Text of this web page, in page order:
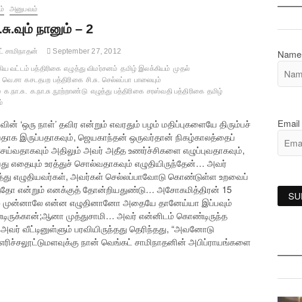
அனுபவம்
நானும் – 2
சாமிநாதன் September 27, 2012
வட்டம் பத்திரிகை எழுத்து விமர்சனம் தமிழ் இலக்கியம் முதல்
வெ.சா கசடதபற பத்திரிகை சி.சு. செல்லப்பா பாலையும்
க.நா.சு. க.நா.சு.நூற்றாண்டு எழுத்து பத்திரிகை சரஸ்வதி பத்திரிகை தமிழ்
‘ஒரு நாள்’ தவிர என்றும் எவரதும் பழம் மதிப்புகளையே திரும்பச்
இருப்பதாகவும், ஜெயகாந்தன் ஒருவர்தான் நிகழ்காலத்தைப்
அதிலும் அவர் அதீத உணர்ச்சிகளை எழுப்புவதாகவும்,
எதையும் உரத்துச் சொல்வதாகவும் எழுதியிருந்தேன்… அவர்
எழுதியவர்கள், அவர்கள் செல்லப்பாவோடு கொண்டுள்ள உறவைப்
என்றும் எனக்குத் தோன்றியதுண்டு… அசோகமித்திரன் 15
முன்னாலே என்ன எழுதினானோ அதையே தானேய்யா இப்பவும்
முத்துசாமி… அவர் என்னிடம் கொண்டிருந்த
வீட்டினுள்ளும் பரவியிருந்தது தெரிந்தது, “அவனோடு
நான் வெங்கட் சாமிநாதனின் அபிப்ராயங்களை
Name
Email